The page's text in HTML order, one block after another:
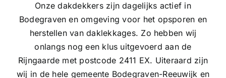
Onze dakdekkers zijn dagelijks actief in
Bodegraven en omgeving voor het opsporen en
herstellen van daklekkages. Zo hebben wij
onlangs nog een klus uitgevoerd aan de
Rijngaarde met postcode 2411 EX. Uiteraard zijn
wij in de hele gemeente Bodegraven-Reeuwijk en